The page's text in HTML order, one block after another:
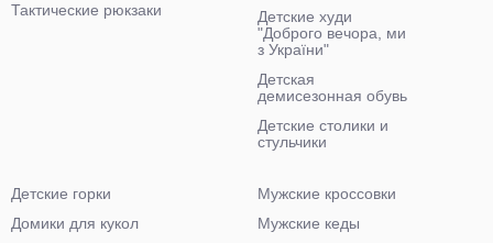
Тактические рюкзаки
Детские худи
"Доброго вечора, ми
з України"
Детская
демисезонная обувь
Детские столики и
стульчики
Детские горки
Домики для кукол
Мужские кроссовки
Мужские кеды